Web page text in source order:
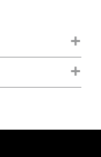
+
+